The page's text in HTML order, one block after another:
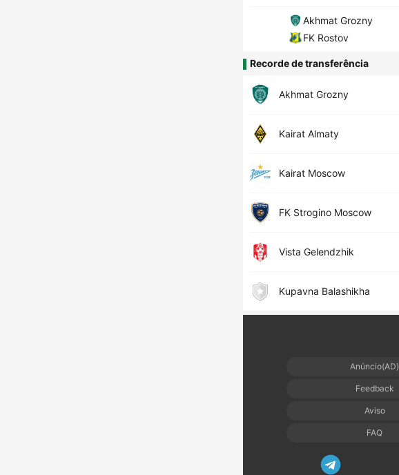
Akhmat Grozny
FK Rostov
Recorde de transferência
Akhmat Grozny
Kairat Almaty
Kairat Moscow
FK Strogino Moscow
Vista Gelendzhik
Kupavna Balashikha
Anúncio(AD)
Feedback
Aviso
FAQ